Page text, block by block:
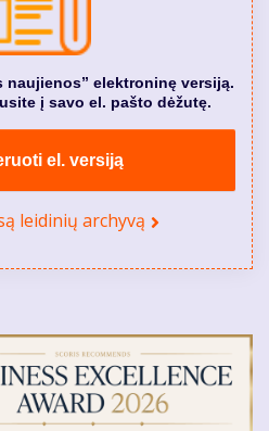
naujienos” elektroninę versiją.
į savo el. pašto dėžutę.
el. versiją
leidinių archyvą